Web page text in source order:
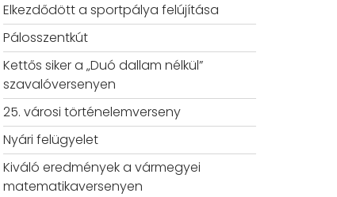
Elkezdődött a sportpálya felújítása
Pálosszentkút
Kettős siker a „Duó dallam nélkül”
szavalóversenyen
25. városi történelemverseny
Nyári felügyelet
Kiváló eredmények a vármegyei
matematikaversenyen